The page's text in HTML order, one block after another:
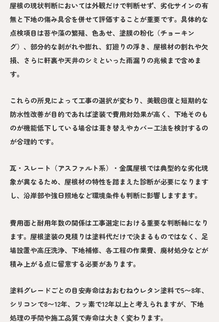
屋根の現状判断においては外観だけで判断せず、劣化サインの有
無と下地の傷み具合を併せて評価することが重要です。具体的な
点検項目は苔や藻の繁殖、色あせ、塗膜の粉化（チョーキン
グ）、部分的な剥がれや膨れ、釘廻りの浮き、屋根材の割れや欠
損、さらに軒裏や天井のシミといった雨漏りの兆候まで含めま
す。
これらの所見によって工事の選択が変わり、美観回復と短期的な
防水性改善が目的であれば塗装で費用対効果が高く、下地そのも
のが機能低下している場合は葺き替えやカバー工法を検討するの
が合理的です。
瓦・スレート（アスファルト系）・金属屋根では典型的な劣化現
象が異なるため、屋根材の特性を踏まえた診断が必要になります
し、沿岸部や強日照地など環境条件も判断に影響しますます。
費用面と耐用年数の関係は工事選定における重要な判断軸になり
ます。屋根塗装の見積りは塗料代だけで決まるものではなく、足
場設置や高圧洗浄、下地補修、各工程の作業費、廃材処分などが
積み上がる点に留意する必要があります。
塗料グレードごとの目安寿命はおおむねウレタン塗料で5〜8年、
シリコンで8〜12年、フッ素で12年以上と考えられますが、下地
処理の手間や施工品質で寿命は大きく変わります。